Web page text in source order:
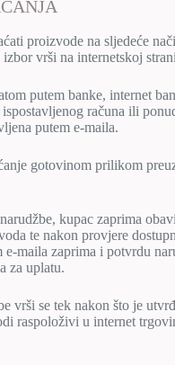
proizvode na sljedeće
vrši na internetskoj
putem banke, internet
računa ili
putem e-maila.
gotovinom prilikom
kupac zaprima
te nakon provjere
e-maila zaprima i potvrdu
za uplatu.
vrši se tek nakon što je
raspoloživi u internet